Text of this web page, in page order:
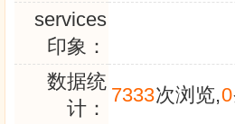
services
印象：
数据统
计：
7333次浏览,0